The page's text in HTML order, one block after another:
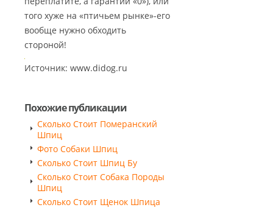
того хуже на «птичьем рынке»-его
вообще нужно обходить
стороной!
Источник: www.didog.ru
Похожие публикации
Сколько Стоит Померанский
Шпиц
Фото Собаки Шпиц
Сколько Стоит Шпиц Бу
Сколько Стоит Собака Породы
Шпиц
Сколько Стоит Щенок Шпица